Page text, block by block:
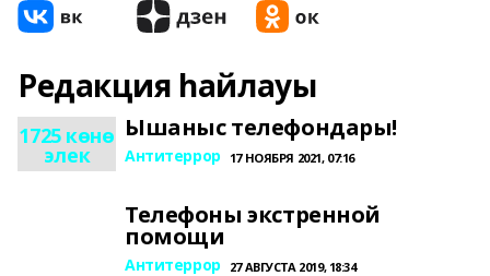
Редакция һайлауы
1725 көнө
элек
Ышаныс телефондары!
Антитеррор 17 НОЯБРЯ 2021, 07:16
Телефоны экстренной
помощи
Антитеррор 27 АВГУСТА 2019, 18:34